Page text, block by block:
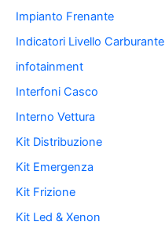
Impianto Frenante
Indicatori Livello Carburante
infotainment
Interfoni Casco
Interno Vettura
Kit Distribuzione
Kit Emergenza
Kit Frizione
Kit Led & Xenon